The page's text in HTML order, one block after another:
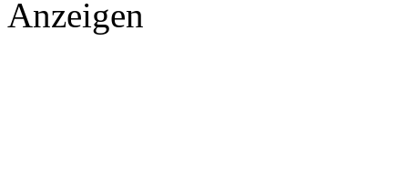
Anzeigen